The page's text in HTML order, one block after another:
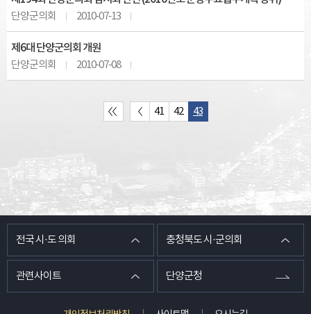
단양군의회 2010-07-13
제6대 단양군의회 개원
단양군의회 2010-07-08
41 42 43
전국 시·도 의회 충청북도 시·군의회
관련사이트 단양군청